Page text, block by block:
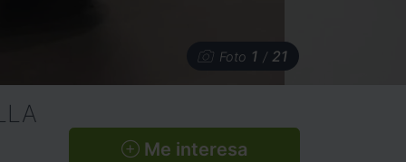
Foto 1 / 21
Me interesa